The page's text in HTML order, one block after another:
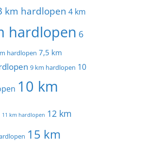
km hardlopen 4 km
hardlopen 6
hardlopen 7,5 km
9 km hardlopen 10
10 km
11 km hardlopen 12 km
15 km